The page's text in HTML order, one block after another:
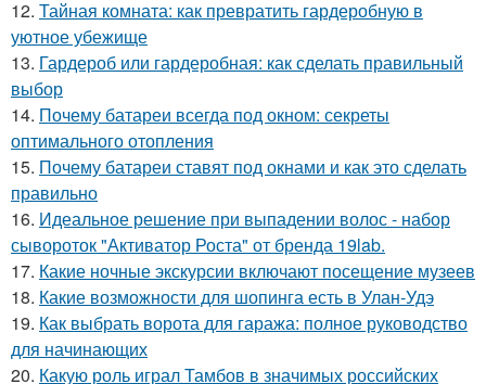
12. Тайная комната: как превратить гардеробную в
уютное убежище
13. Гардероб или гардеробная: как сделать правильный
выбор
14. Почему батареи всегда под окном: секреты
оптимального отопления
15. Почему батареи ставят под окнами и как это сделать
правильно
16. Идеальное решение при выпадении волос - набор
сывороток "Активатор Роста" от бренда 19lab.
17. Какие ночные экскурсии включают посещение музеев
18. Какие возможности для шопинга есть в Улан-Удэ
19. Как выбрать ворота для гаража: полное руководство
для начинающих
20. Какую роль играл Тамбов в значимых российских